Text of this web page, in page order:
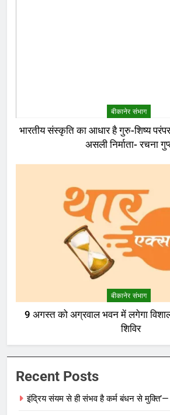
बीकानेर संभाग
भारतीय संस्कृति का आधार है गुरु-शिष्य
असली निर्माता- रचना
बीकानेर संभाग
9 अगस्त को अग्रवाल भवन में लगेगा
शिविर
Recent Posts
इंद्रिय संयम से ही संभव है कर्म बंधन से मुक्ति’—